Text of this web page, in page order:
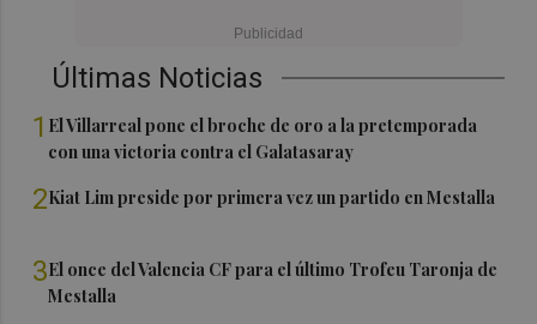
Últimas Noticias
1 El Villarreal pone el broche de oro a la pretemporada
con una victoria contra el Galatasaray
2Kiat Lim preside por primera vez un partido en Mestalla
3El once del Valencia CF para el último Trofeu Taronja de
Mestalla